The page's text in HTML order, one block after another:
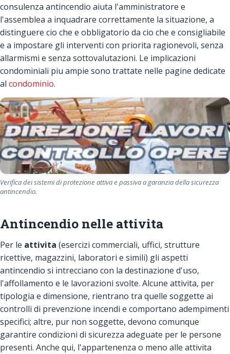
consulenza antincendio aiuta l'amministratore e
l'assemblea a inquadrare correttamente la situazione, a
distinguere cio che e obbligatorio da cio che e consigliabile
e a impostare gli interventi con priorita ragionevoli, senza
allarmismi e senza sottovalutazioni. Le implicazioni
condominiali piu ampie sono trattate nelle pagine dedicate
al condominio.
Verifica dei sistemi di protezione attiva e passiva a garanzia della sicurezza
antincendio.
Antincendio nelle attivita
Per le attivita (esercizi commerciali, uffici, strutture
ricettive, magazzini, laboratori e simili) gli aspetti
antincendio si intrecciano con la destinazione d'uso,
l'affollamento e le lavorazioni svolte. Alcune attivita, per
tipologia e dimensione, rientrano tra quelle soggette ai
controlli di prevenzione incendi e comportano adempimenti
specifici; altre, pur non soggette, devono comunque
garantire condizioni di sicurezza adeguate per le persone
presenti. Anche qui, l'appartenenza o meno alle attivita